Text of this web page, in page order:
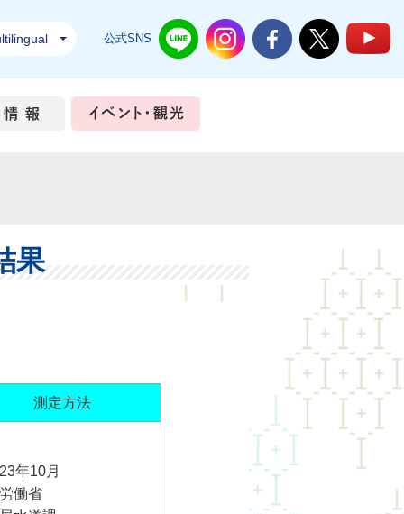
公式SNS 結城市公式LINE結城市公式Instagram
結城市公式Facebook
結城市公式
づくり 市政情報
果
測定方法
年10月
働省